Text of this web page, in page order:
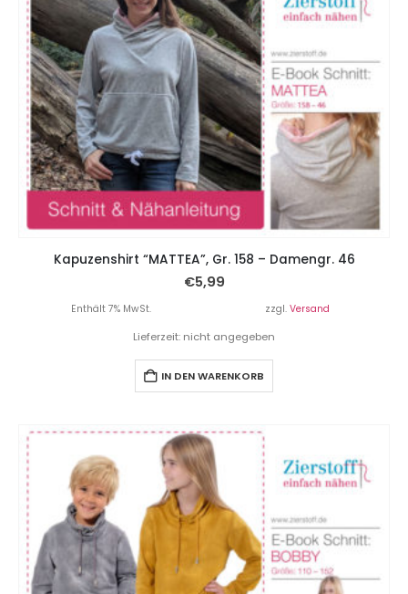
Kapuzenshirt “MATTEA”, Gr. 158 – Damengr. 46
€5,99
Enthält 7% MwSt. zzgl. Versand
Lieferzeit: nicht angegeben
IN DEN WARENKORB